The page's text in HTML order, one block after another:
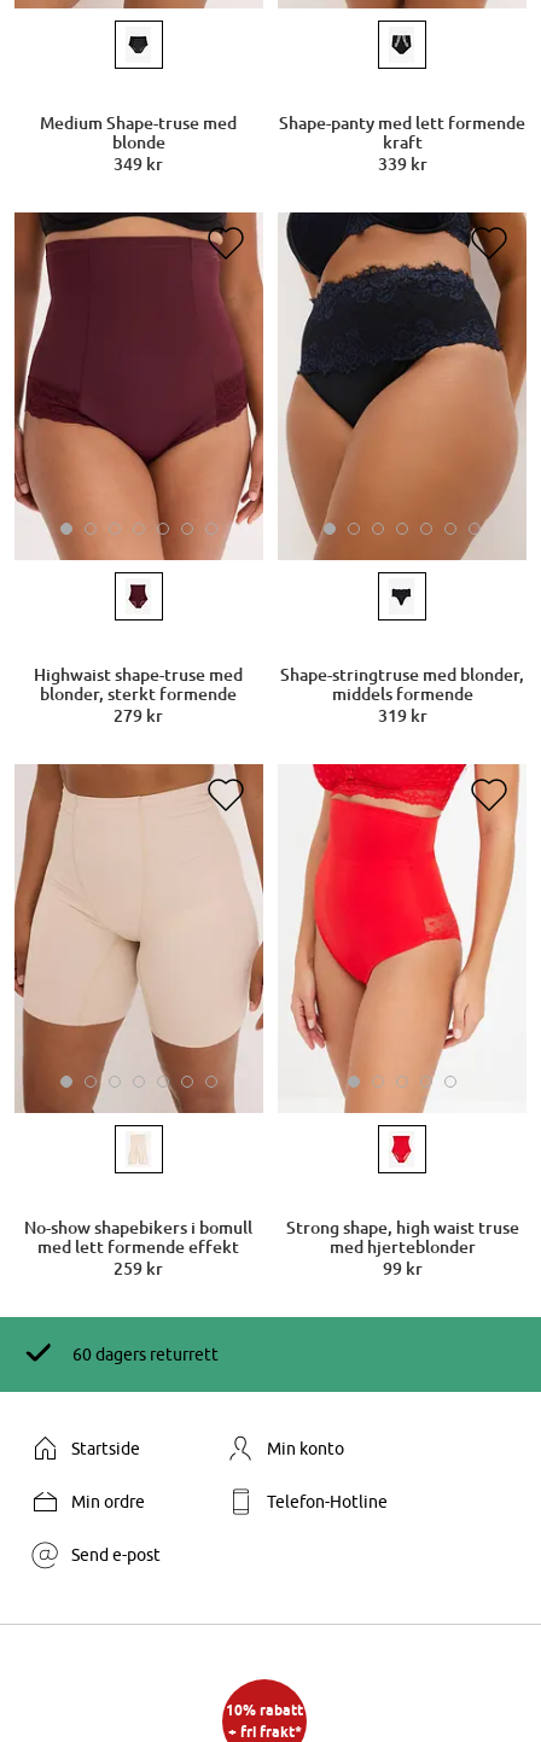
Medium Shape-truse med
blonde
349 kr
Shape-panty med lett formende
kraft
339 kr
Highwaist shape-truse med
blonder, sterkt formende
279 kr
Shape-stringtruse med blonder,
middels formende
319 kr
No-show shapebikers i bomull
med lett formende effekt
259 kr
Strong shape, high waist truse
med hjerteblonder
99 kr
60 dagers returrett
Startside Min konto
Min ordre Telefon-Hotline
Send e-post
10% rabatt
+ fri frakt*